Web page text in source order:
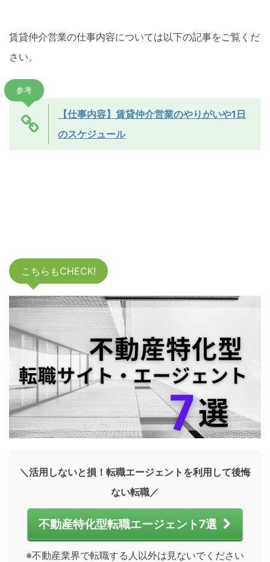
賃貸仲介営業の仕事内容については以下の記事をご覧くだ
さい。
参考
【仕事内容】賃貸仲介営業のやりがいや1日
のスケジュール
こちらもCHECK!
＼活用しないと損！転職エージェントを利用して後悔
ない転職／
不動産特化型転職エージェント7選
※不動産業界で転職する人以外は見ないでください